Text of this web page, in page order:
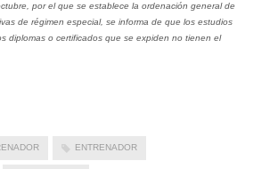
por el que se establece la ordenación general de
de régimen especial, se informa de que los estudios
diplomas o certificados que se expiden no tienen el
ENTRENADOR